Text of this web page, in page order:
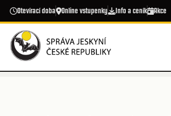
Přejít k hlavnímu obsahu
Otevírací doba Online vstupenky Info a ceník Akce